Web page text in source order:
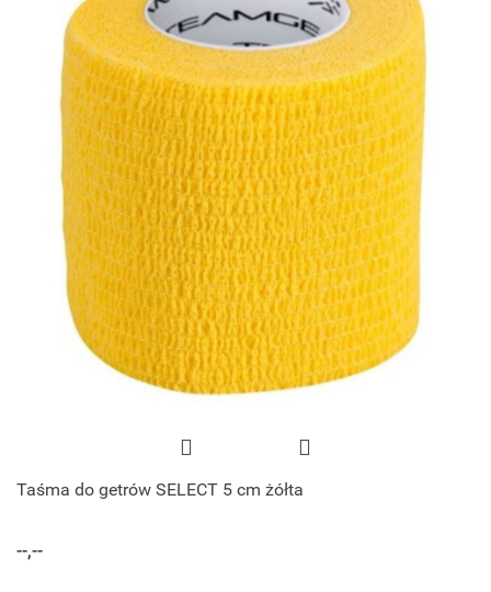
Taśma do getrów SELECT 5 cm żółta
--,--